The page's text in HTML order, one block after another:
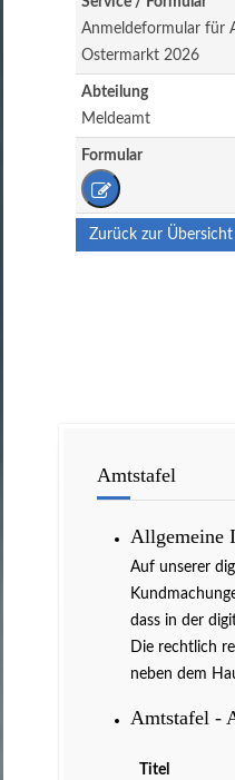
Anmeldeformular für
Ostermarkt 2026
Abteilung
Meldeamt
Formular
Zurück zur Übersicht
Amtstafel
Allgemeine
Auf unserer
dass in der
Die rechtlich
neben dem
Amtstafel -
Titel